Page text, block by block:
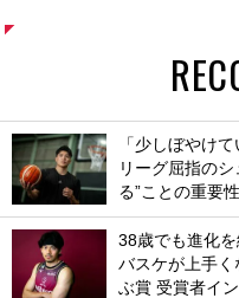
「少しぼやけ
リーグ屈指の
る”ことの重要性
38歳でも進化
バスケが上手
ぶ賞 受賞者イン